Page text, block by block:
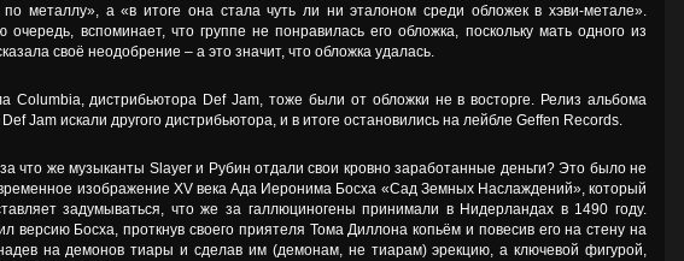
металлу», а «в итоге она стала чуть ли ни эталоном среди обложек в хэви-метале».
очередь, вспоминает, что группе не понравилась его обложка, поскольку мать одного из
своё неодобрение – а это значит, что обложка удалась.
Columbia, дистрибьютора Def Jam, тоже были от обложки не в восторге. Релиз альбома
Jam искали другого дистрибьютора, и в итоге остановились на лейбле Geffen Records.
что же музыканты Slayer и Рубин отдали свои кровно заработанные деньги? Это было не
изображение XV века Ада Иеронима Босха «Сад Земных Наслаждений», который
задумываться, что же за галлюциногены принимали в Нидерландах в 1490 году.
версию Босха, проткнув своего приятеля Тома Диллона копьём и повесив его на стену на
на демонов тиары и сделав им (демонам, не тиарам) эрекцию, а ключевой фигурой,